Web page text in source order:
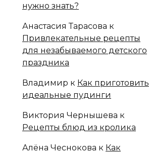
нужно знать?
Анастасия Тарасова к
Привлекательные рецепты
для незабываемого детского
праздника
Владимир к Как приготовить
идеальные пудинги
Виктория Чернышева к
Рецепты блюд из кролика
Алёна Чеснокова к Как